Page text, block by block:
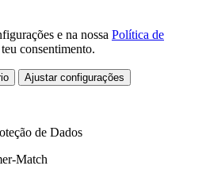
e na nossa Política de
consentimento.
Ajustar configurações
de Dados
Match